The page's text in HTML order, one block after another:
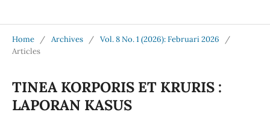
Home / Archives / Vol. 8 No. 1 (2026): Februari 2026
/
Articles
TINEA KORPORIS ET KRURIS :
LAPORAN KASUS